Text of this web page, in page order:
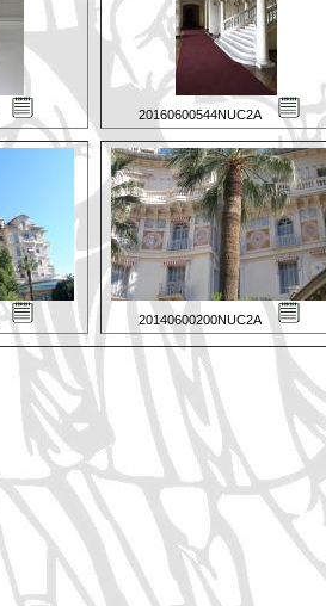
20160600544NUC2A
20140600200NUC2A